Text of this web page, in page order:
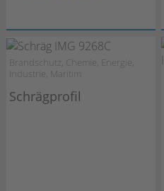
Brandschutz, Chemie, Energie,
Industrie, Maritim
Schrägprofil